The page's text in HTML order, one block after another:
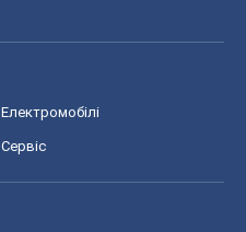
Електромобілі
Сервіс